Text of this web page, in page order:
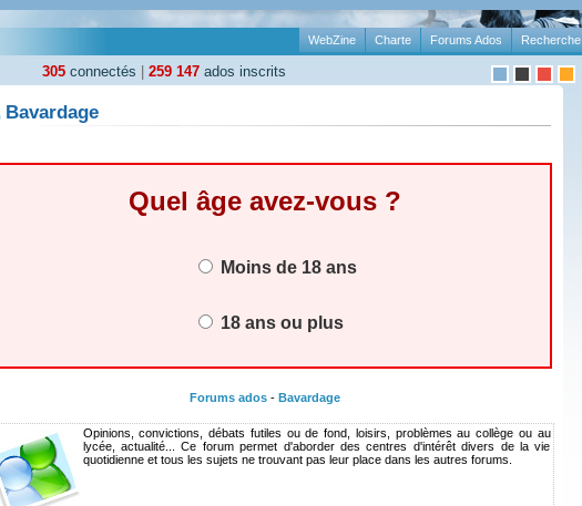
Recherche
Forums Ados
Charte
WebZine
305 connectés 259 147 ados inscrits
Bavardage
Quel âge avez-vous ?
Moins de 18 ans
18 ans ou plus
Forums ados- Bavardage
Opinions, convictions, débats futiles ou de fond, loisirs, problèmes au collège ou au
lycée, actualité... Ce forum permet d'aborder des centres d'intérêt divers de la vie
quotidienne et tous les sujets ne trouvant pas leur place dans les autres forums.